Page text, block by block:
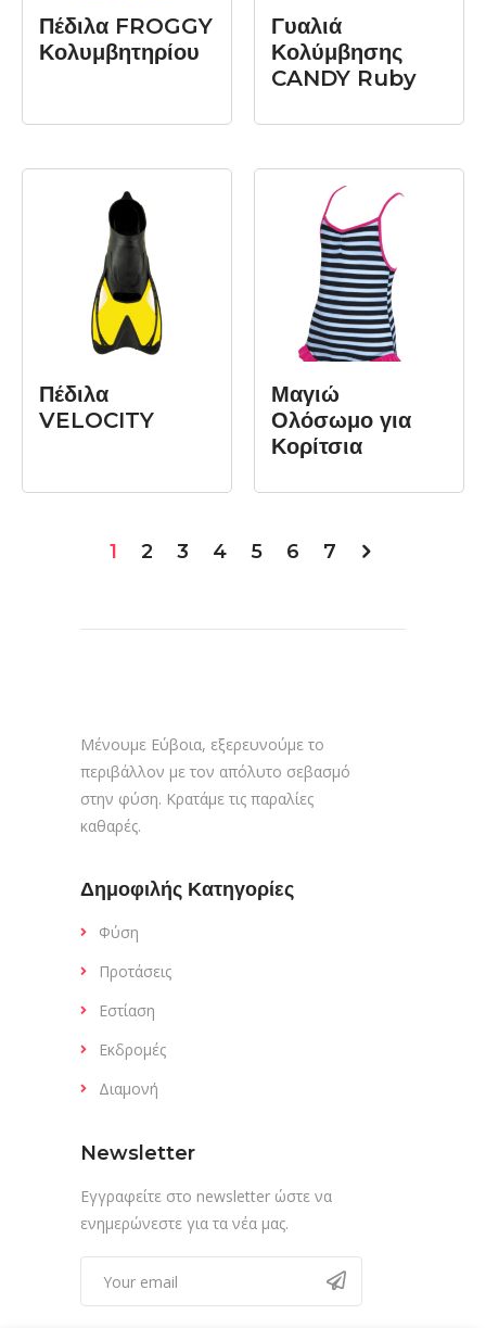
Πέδιλα FROGGY
Κολυμβητηρίου
Γυαλιά
Κολύμβησης
CANDY Ruby
ΔΙΑΒΆΣΤΕ
ΠΕΡΙΣΣΌΤΕΡΑ
Πέδιλα
VELOCITY
ΔΙΑΒΆΣΤΕ
ΠΕΡΙΣΣΌΤΕΡΑ
Μαγιώ
Ολόσωμο για
Κορίτσια
1 2 3 4 5 6 7
Μένουμε Εύβοια, εξερευνούμε το
περιβάλλον με τον απόλυτο σεβασμό
στην φύση. Κρατάμε τις παραλίες
καθαρές.
Δημοφιλής Κατηγορίες
Φύση
Προτάσεις
Εστίαση
Εκδρομές
Διαμονή
Newsletter
Εγγραφείτε στο newsletter ώστε να
ενημερώνεστε για τα νέα μας.